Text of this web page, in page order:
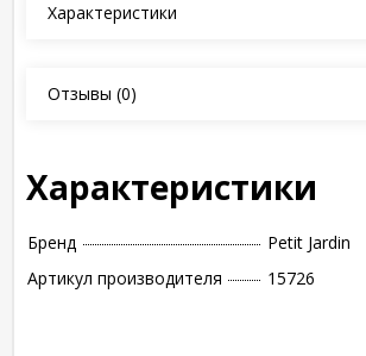
Характеристики
Отзывы (0)
Характеристики
Бренд
Petit Jardin
Артикул производителя
15726